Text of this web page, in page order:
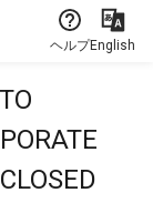
ヘルプEnglish